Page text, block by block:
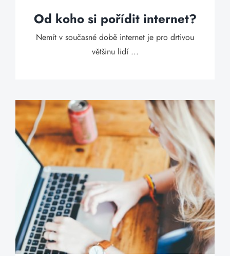
Od koho si pořídit internet?
Nemít v současné době internet je pro drtivou
většinu lidí ...